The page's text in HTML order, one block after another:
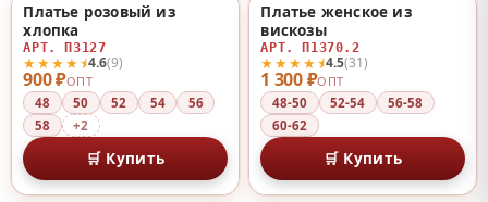
900 ₽ОПТ
★★★★⯨4.6(9)
Платье розовый из
хлопка
АРТ. П3127
48 50 52 54
56
58
+2
🛒 Купить
1 300 ₽ОПТ
★★★★⯨4.5(31)
Платье женское из
вискозы
АРТ. П1370.2
48-50 52-54
56-58
60-62
🛒 Купить